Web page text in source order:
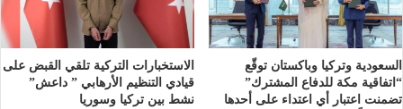
السعودية وتركيا وباكستان توقّع
“اتفاقية مكة للدفاع المشترك”
تضمنت اعتبار أي اعتداء على أحدها
الاستخبارات التركية تلقي القبض على
قيادي التنظيم الأرهابي ” داعش”
نشط بين تركيا وسوريا